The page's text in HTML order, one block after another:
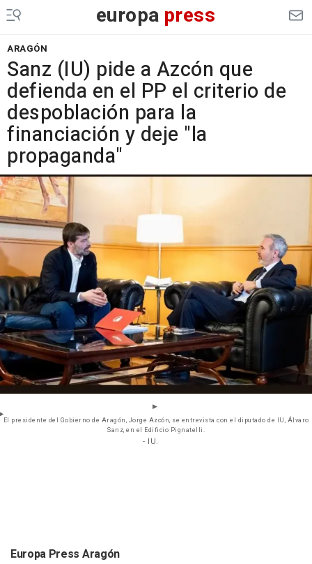
europa press
ARAGÓN
Sanz (IU) pide a Azcón que
defienda en el PP el criterio de
despoblación para la
financiación y deje "la
propaganda"
El presidente del Gobierno de Aragón, Jorge Azcón, se entrevista con el diputado de IU, Álvaro
Sanz, en el Edificio Pignatelli.
- IU.
Europa Press Aragón